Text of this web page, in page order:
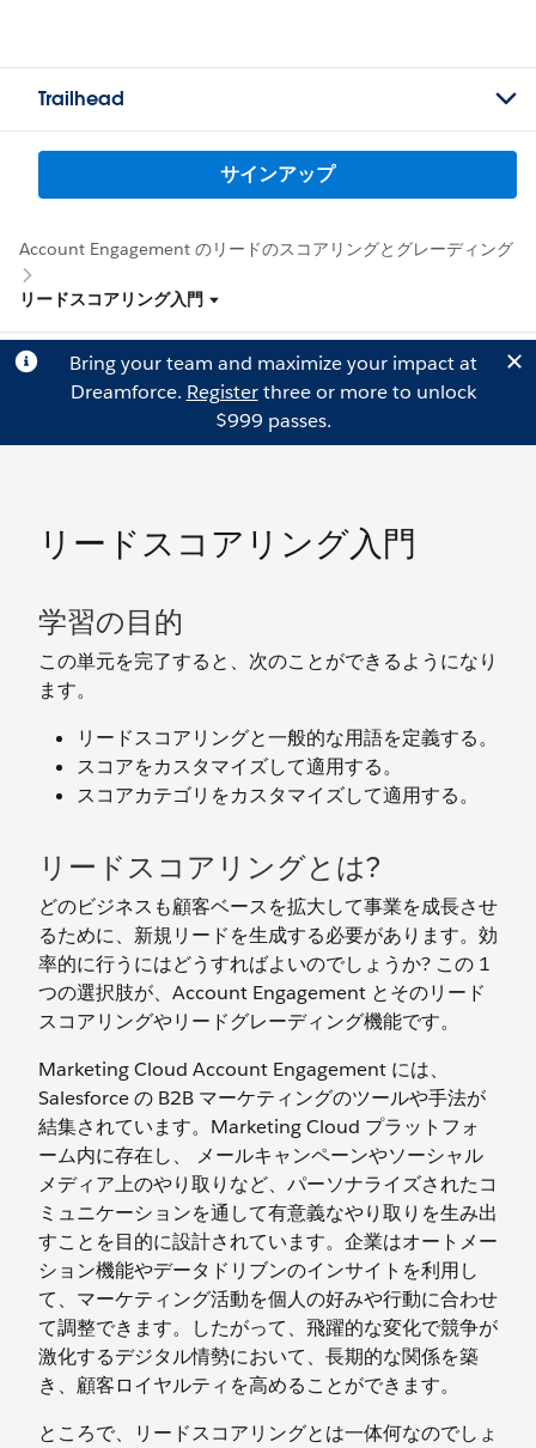
Trailhead
サインアップ
Account Engagement のリードのスコアリングとグレーディング
リードスコアリング入門
Bring your team and maximize your impact at
Dreamforce. Registerthree or more to unlock
$999 passes.
リードスコアリング入門
学習の目的
この単元を完了すると、次のことができるようになり
ます。
リードスコアリングと一般的な用語を定義する。
スコアをカスタマイズして適用する。
スコアカテゴリをカスタマイズして適用する。
リードスコアリングとは?
どのビジネスも顧客ベースを拡大して事業を成長させ
るために、新規リードを生成する必要があります。効
率的に行うにはどうすればよいのでしょうか? この 1
つの選択肢が、Account Engagement とそのリード
スコアリングやリードグレーディング機能です。
Marketing Cloud Account Engagement には、
Salesforce の B2B マーケティングのツールや手法が
結集されています。Marketing Cloud プラットフォ
ーム内に存在し、 メールキャンペーンやソーシャル
メディア上のやり取りなど、パーソナライズされたコ
ミュニケーションを通して有意義なやり取りを生み出
すことを目的に設計されています。企業はオートメー
ション機能やデータドリブンのインサイトを利用し
て、マーケティング活動を個人の好みや行動に合わせ
て調整できます。したがって、飛躍的な変化で競争が
激化するデジタル情勢において、長期的な関係を築
き、顧客ロイヤルティを高めることができます。
ところで、リードスコアリングとは一体何なのでしょ